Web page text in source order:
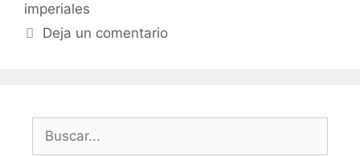
imperiales
Deja un comentario